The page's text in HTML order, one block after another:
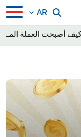
AR
الرئيس الذي حوّل السلطة إلى مصدر ربح كيف أصبحت العملة المشفرة النشاط التجاري الرئيسي لترامب